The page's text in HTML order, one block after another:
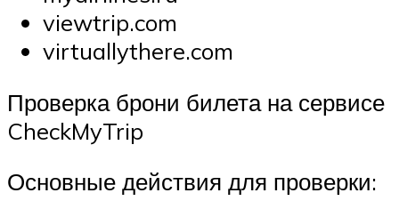
viewtrip.com
virtuallythere.com
Проверка брони билета на сервисе
CheckMyTrip
Основные действия для проверки: